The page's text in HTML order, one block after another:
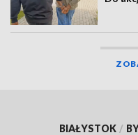
BIAŁYSTOK /